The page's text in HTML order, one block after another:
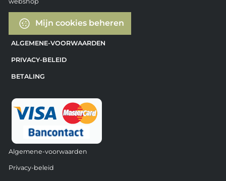
Mijn cookies beheren
ALGEMENE-VOORWAARDEN
PRIVACY-BELEID
BETALING
Algemene-voorwaarden
Privacy-beleid